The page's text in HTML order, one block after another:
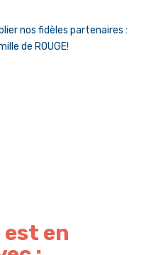
nos fidèles partenaires :
de ROUGE!
en